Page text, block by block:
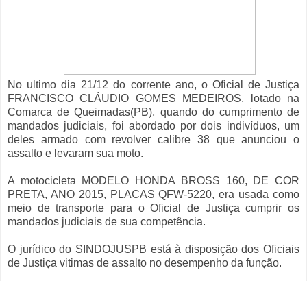
No ultimo dia 21/12 do corrente ano, o Oficial de Justiça
FRANCISCO CLÁUDIO GOMES MEDEIROS, lotado na
Comarca de Queimadas(PB), quando do cumprimento de
mandados judiciais, foi abordado por dois indivíduos, um
deles armado com revolver calibre 38 que anunciou o
assalto e levaram sua moto.
A motocicleta MODELO HONDA BROSS 160, DE COR
PRETA, ANO 2015, PLACAS QFW-5220, era usada como
meio de transporte para o Oficial de Justiça cumprir os
mandados judiciais de sua competência.
O jurídico do SINDOJUSPB está à disposição dos Oficiais
de Justiça vitimas de assalto no desempenho da função.